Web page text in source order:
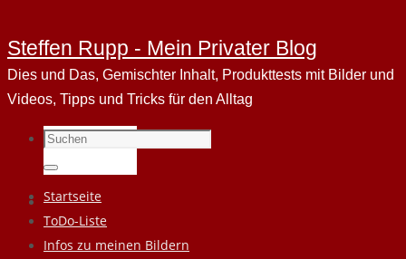
Steffen Rupp - Mein Privater Blog
Dies und Das, Gemischter Inhalt, Produkttests mit Bilder und
Videos, Tipps und Tricks für den Alltag
Suchen
nach:
Suchen
Zum
Inhalt
springen
Startseite
ToDo-Liste
Infos zu meinen Bildern